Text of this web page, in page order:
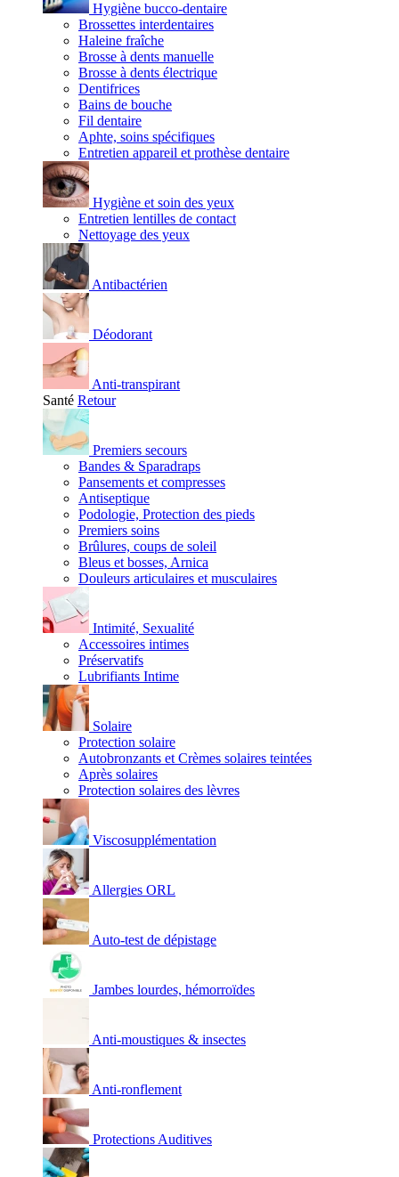
Hygiène bucco-dentaire
Brossettes interdentaires
Haleine fraîche
Brosse à dents manuelle
Brosse à dents électrique
Dentifrices
Bains de bouche
Fil dentaire
Aphte, soins spécifiques
Entretien appareil et prothèse dentaire
Hygiène et soin des yeux
Entretien lentilles de contact
Nettoyage des yeux
Antibactérien
Déodorant
Anti-transpirant
Santé Retour
Premiers secours
Bandes & Sparadraps
Pansements et compresses
Antiseptique
Podologie, Protection des pieds
Premiers soins
Brûlures, coups de soleil
Bleus et bosses, Arnica
Douleurs articulaires et musculaires
Intimité, Sexualité
Accessoires intimes
Préservatifs
Lubrifiants Intime
Solaire
Protection solaire
Autobronzants et Crèmes solaires teintées
Après solaires
Protection solaires des lèvres
Viscosupplémentation
Allergies ORL
Auto-test de dépistage
Jambes lourdes, hémorroïdes
Anti-moustiques & insectes
Anti-ronflement
Protections Auditives